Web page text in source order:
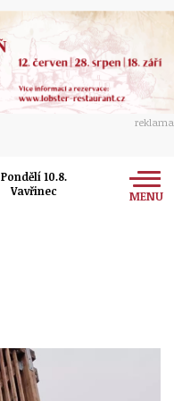
reklama
Pondělí 10.8.
Vavřinec
MENU